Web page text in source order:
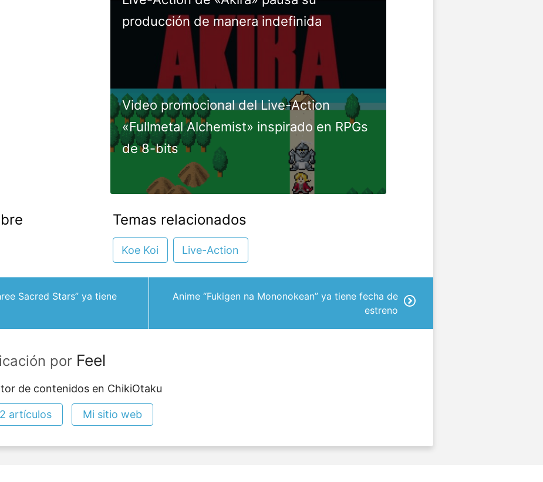
producción de manera indefinida
Video promocional del Live-Action
«Fullmetal Alchemist» inspirado en RPGs
de 8-bits
Temas relacionados
Koe Koi Live-Action
Sacred Stars” ya tiene
Anime “Fukigen na Mononokean” ya tiene fecha de
estreno
por Feel
de contenidos en ChikiOtaku
artículos Mi sitio web